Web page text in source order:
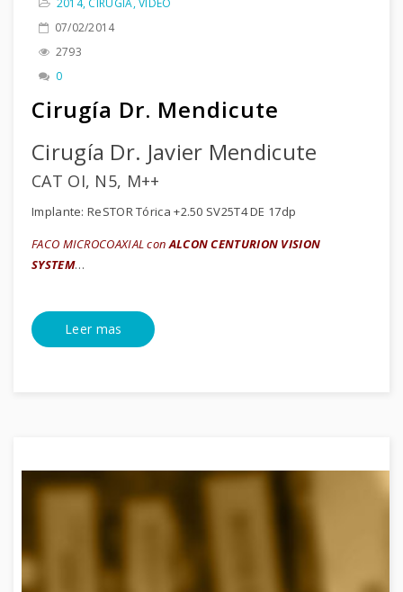
2014, CIRUGÍA,VIDEO
07/02/2014
2793
0
Cirugía Dr. Mendicute
Cirugía Dr. Javier Mendicute
CAT OI, N5, M++
Implante: ReSTOR Tórica +2.50 SV25T4 DE 17dp
FACO MICROCOAXIAL conALCON CENTURION VISION
SYSTEM…
Leer mas